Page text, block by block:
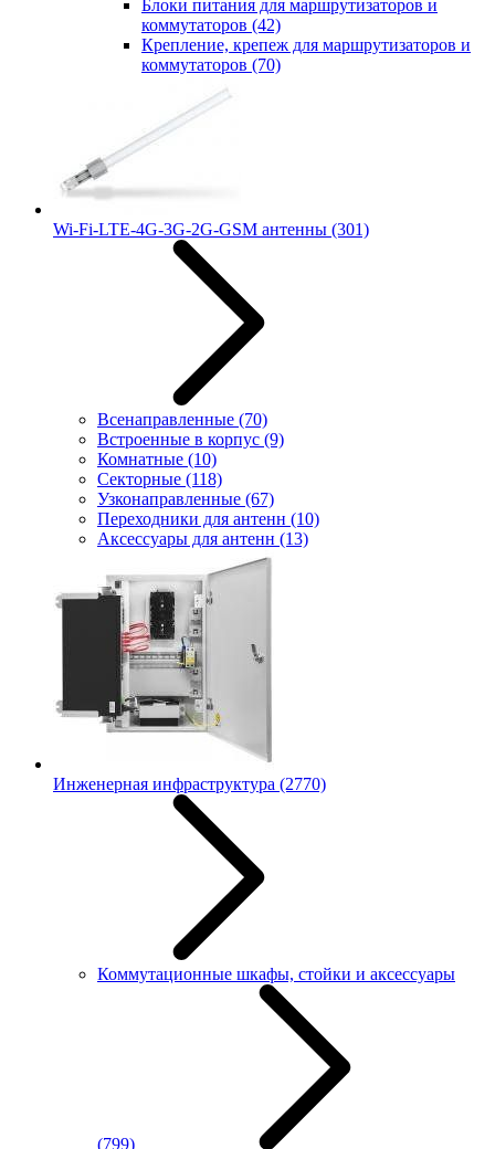
Блоки питания для маршрутизаторов и
коммутаторов (42)
Крепление, крепеж для маршрутизаторов и
коммутаторов (70)
Wi-Fi-LTE-4G-3G-2G-GSM антенны (301)
Всенаправленные (70)
Встроенные в корпус (9)
Комнатные (10)
Секторные (118)
Узконаправленные (67)
Переходники для антенн (10)
Аксессуары для антенн (13)
Инженерная инфраструктура (2770)
Коммутационные шкафы, стойки и аксессуары
(799)